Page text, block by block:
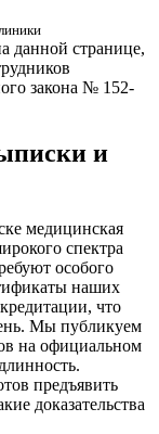
данной странице,
закона № 152-
и
медицинская
спектра
особого
наших
что
Мы публикуем
на официальном
предъявить
доказательства